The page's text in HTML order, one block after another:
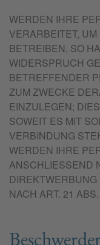
WERDEN IHRE
VERARBEITET,
BETREIBEN, SO
WIDERSPRUCH
BETREFFENDER
ZUM ZWECKE
EINZULEGEN;
SOWEIT ES MIT
VERBINDUNG
WERDEN IHRE
ANSCHLIESSEND
NACH ART. 21